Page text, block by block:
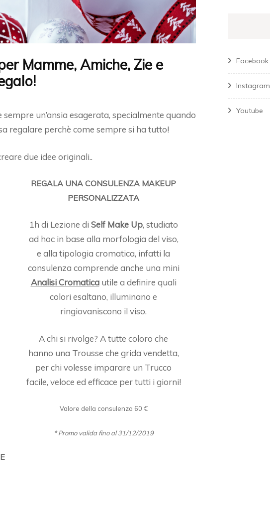
Mamme, Amiche, Zie e
un’ansia esagerata, specialmente quando
regalare perchè come sempre si ha tutto!
due idee originali..
REGALA UNA CONSULENZA MAKEUP
PERSONALIZZATA
1h di Lezione di Self Make Up, studiato
ad hoc in base alla morfologia del viso,
e alla tipologia cromatica, infatti la
consulenza comprende anche una mini
Analisi Cromaticautile a definire quali
colori esaltano, illuminano e
ringiovaniscono il viso.
A chi si rivolge? A tutte coloro che
hanno una Trousse che grida vendetta,
per chi volesse imparare un Trucco
facile, veloce ed efficace per tutti i giorni!
Valore della consulenza 60 €
* Promo valida fino al 31/12/2019
Facebook
Instagram
Youtube